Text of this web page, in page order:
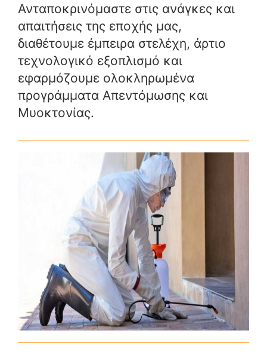
Ανταποκρινόμαστε στις ανάγκες και
απαιτήσεις της εποχής μας,
διαθέτουμε έμπειρα στελέχη, άρτιο
τεχνολογικό εξοπλισμό και
εφαρμόζουμε ολοκληρωμένα
προγράμματα Απεντόμωσης και
Μυοκτονίας.